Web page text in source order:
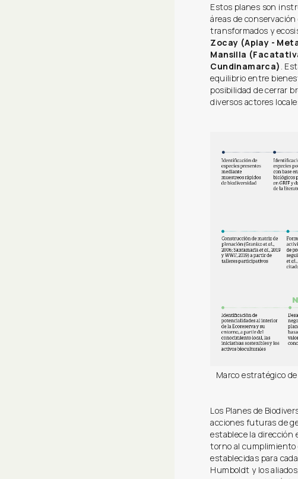
Estos planes son
áreas de
transformados y
Zocay (Apiay -
Mansilla
Cundinamarca) .
equilibrio entre
posibilidad de cerrar
diversos actores
Marco estratégico
Los Planes de
acciones futuras de
establece la dirección
torno al cumplimiento
establecidas para
Humboldt y los